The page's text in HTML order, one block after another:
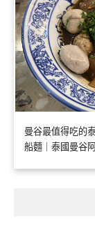
曼谷最值得吃的
船麵｜泰國曼谷